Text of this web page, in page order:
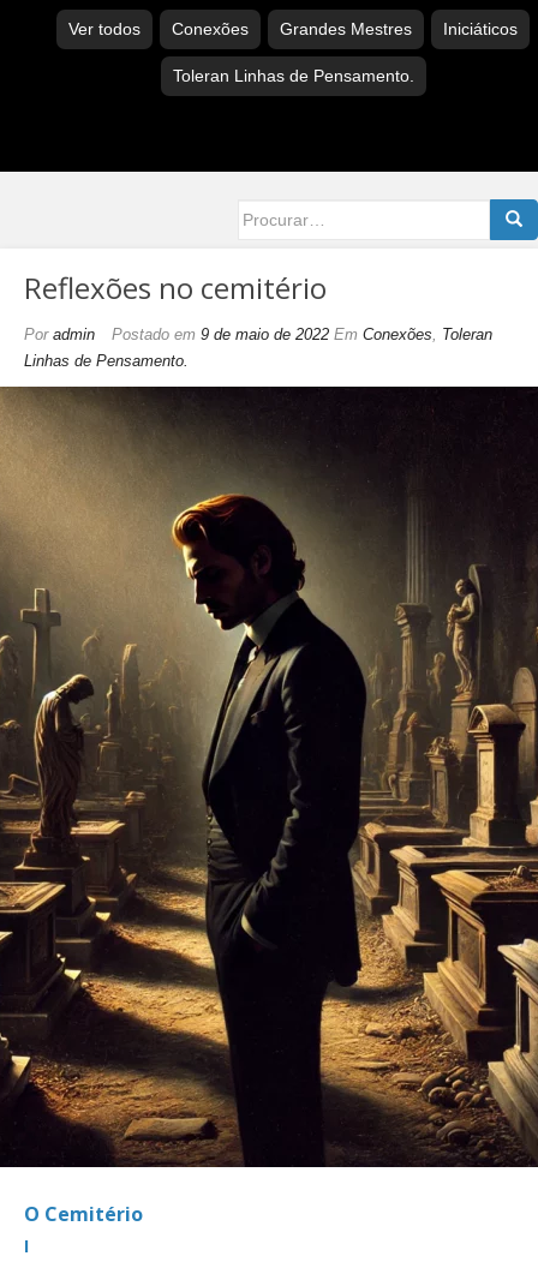
Ver todos Conexões Grandes Mestres Iniciáticos
Toleran Linhas de Pensamento.
for:
Reflexões no cemitério
Por admin Postado em 9 de maio de 2022 Em Conexões, Toleran
Linhas de Pensamento.
O Cemitério
I